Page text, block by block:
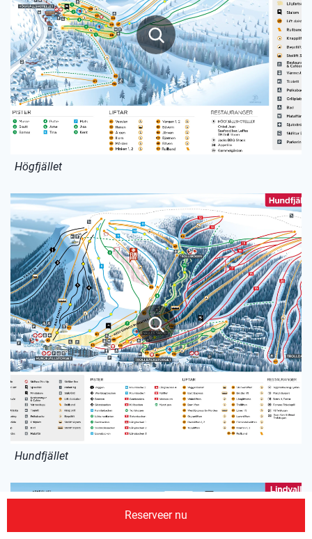
Högfjället
Hundfjället
Reserveer nu